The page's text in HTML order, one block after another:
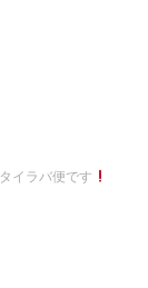
タイラバ便です